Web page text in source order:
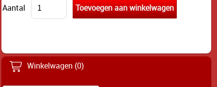
Winkelwagen (0)
Aantal